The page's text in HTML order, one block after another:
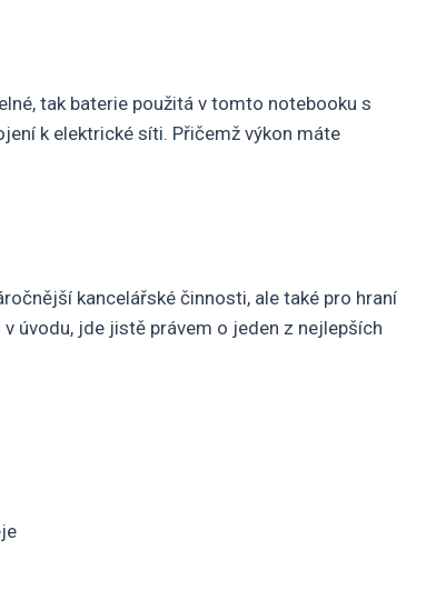
tak baterie použitá v tomto notebooku s
k elektrické síti. Přičemž výkon máte
kancelářské činnosti, ale také pro hraní
úvodu, jde jistě právem o jeden z nejlepších